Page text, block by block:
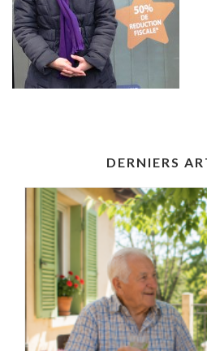
DERNIERS